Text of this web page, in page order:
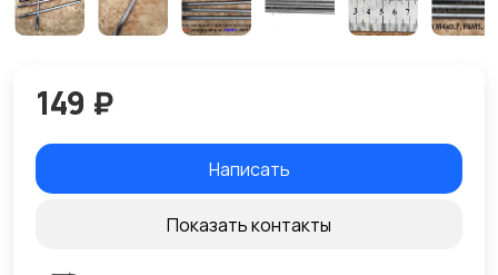
149 ₽
Написать
Показать контакты